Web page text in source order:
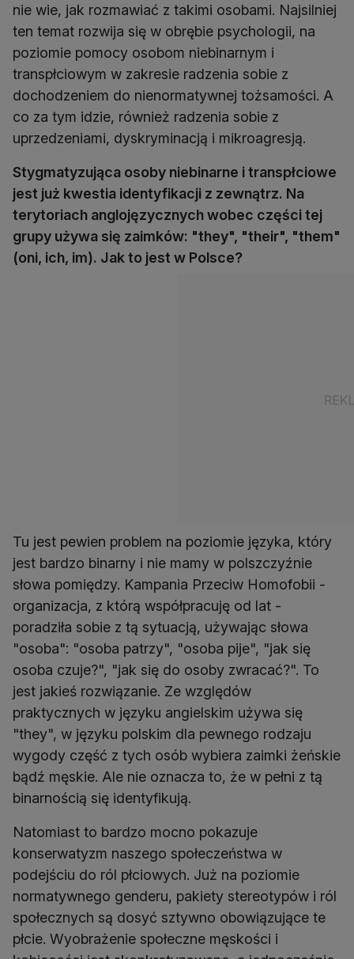
nie wie, jak rozmawiać z takimi osobami. Najsilniej
ten temat rozwija się w obrębie psychologii, na
poziomie pomocy osobom niebinarnym i
transpłciowym w zakresie radzenia sobie z
dochodzeniem do nienormatywnej tożsamości. A
co za tym idzie, również radzenia sobie z
uprzedzeniami, dyskryminacją i mikroagresją.
Stygmatyzująca osoby niebinarne i transpłciowe
jest już kwestia identyfikacji z zewnątrz. Na
terytoriach anglojęzycznych wobec części tej
grupy używa się zaimków: "they", "their", "them"
(oni, ich, im). Jak to jest w Polsce?
Tu jest pewien problem na poziomie języka, który
jest bardzo binarny i nie mamy w polszczyźnie
słowa pomiędzy. Kampania Przeciw Homofobii -
organizacja, z którą współpracuję od lat -
poradziła sobie z tą sytuacją, używając słowa
"osoba": "osoba patrzy", "osoba pije", "jak się
osoba czuje?", "jak się do osoby zwracać?". To
jest jakieś rozwiązanie. Ze względów
praktycznych w języku angielskim używa się
"they", w języku polskim dla pewnego rodzaju
wygody część z tych osób wybiera zaimki żeńskie
bądź męskie. Ale nie oznacza to, że w pełni z tą
binarnością się identyfikują.
Natomiast to bardzo mocno pokazuje
konserwatyzm naszego społeczeństwa w
podejściu do ról płciowych. Już na poziomie
normatywnego genderu, pakiety stereotypów i ról
społecznych są dosyć sztywno obowiązujące te
płcie. Wyobrażenie społeczne męskości i